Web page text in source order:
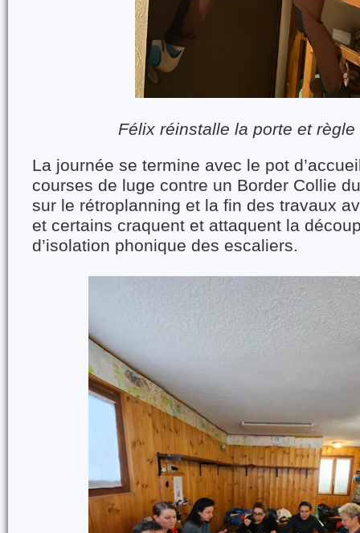
Félix réinstalle la porte et
La journée se termine avec le pot
courses de luge contre un Border Collie
sur le rétroplanning et la fin des travaux
et certains craquent et attaquent la
d’isolation phonique des escaliers.